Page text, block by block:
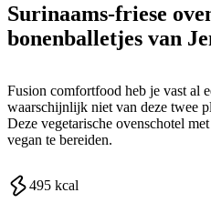
Surinaams-friese
bonenballetjes van
Fusion comfortfood heb je vast al
waarschijnlijk niet van deze twee
Deze vegetarische ovenschotel
vegan te bereiden.
495 kcal